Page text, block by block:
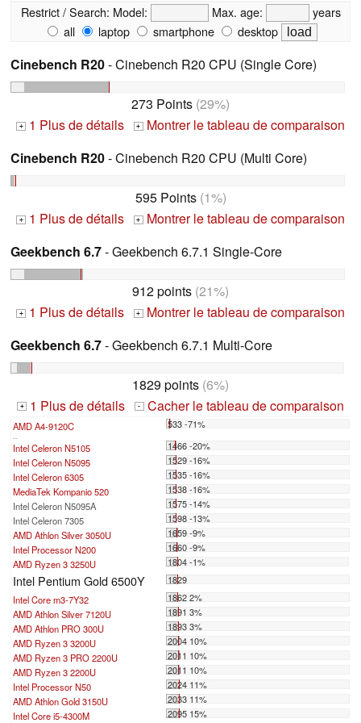
Restrict / Search: Model: Max. age:
years
all
laptop smartphone desktop
Cinebench R20- Cinebench R20 CPU (Single Core)
273 Points (29%)
+ 1 Plus de détails + Montrer le tableau de comparaison
Cinebench R20- Cinebench R20 CPU (Multi Core)
595 Points(1%)
+ 1 Plus de détails + Montrer le tableau de comparaison
Geekbench 6.7- Geekbench 6.7.1 Single-Core
912 points (21%)
+ 1 Plus de détails + Montrer le tableau de comparaison
Geekbench 6.7- Geekbench 6.7.1 Multi-Core
1829 points (6%)
+ 1 Plus de détails - Cacher le tableau de comparaison
AMD A4-9120C 533 -71%
Intel Celeron N5105
1466 -20%
Intel Celeron N5095
1529 -16%
Intel Celeron 6305
1535 -16%
MediaTek Kompanio 520
1538 -16%
Intel Celeron N5095A
1575 -14%
Intel Celeron 7305
1598 -13%
AMD Athlon Silver 3050U
1659 -9%
Intel Processor N200
1660 -9%
AMD Ryzen 3 3250U
1804 -1%
Intel Pentium Gold 6500Y
1829
Intel Core m3-7Y32
1862 2%
AMD Athlon Silver 7120U
1891 3%
AMD Athlon PRO 300U
1893 3%
AMD Ryzen 3 3200U
2004 10%
AMD Ryzen 3 PRO 2200U
2011 10%
AMD Ryzen 3 2200U
2011 10%
Intel Processor N50
2024 11%
AMD Athlon Gold 3150U
2033 11%
Intel Core i5-4300M
2095 15%